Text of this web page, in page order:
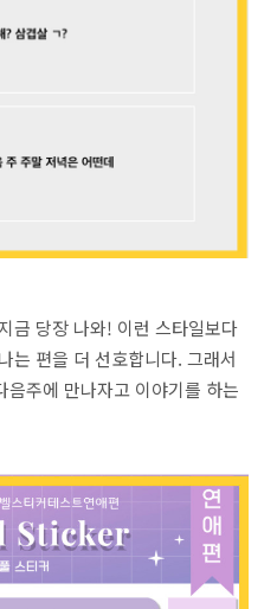
금 당장 나와! 이런 스타일보다
는 편을 더 선호합니다. 그래서
주에 만나자고 이야기를 하는